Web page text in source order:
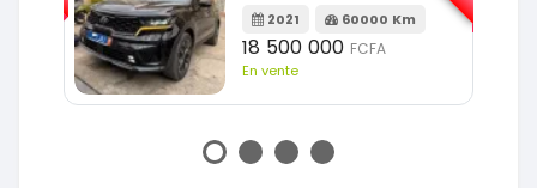
2021 78000 Km
14 500 000 FCFA
En vente